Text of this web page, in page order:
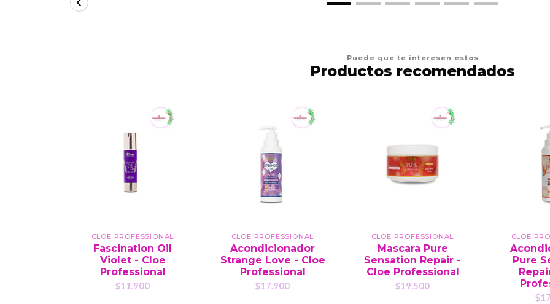
Puede que te interesen estos
Productos recomendados
CLOE PROFESSIONAL
Fascination Oil
Violet - Cloe
Professional
$11.900
CLOE PROFESSIONAL
Acondicionador
Strange Love - Cloe
Professional
$17.900
CLOE PROFESSIONAL
Mascara Pure
Sensation Repair -
Cloe Professional
$19.500
CLOE
Pure